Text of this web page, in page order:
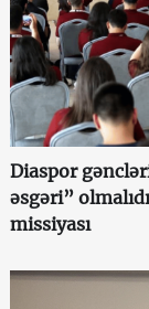
Diaspor
əsgəri”
missiyası